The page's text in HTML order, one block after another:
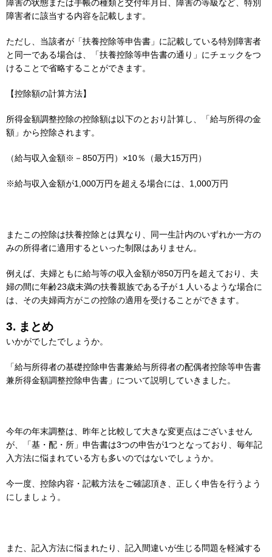
障害の状態または手帳の種類と交付年月日、障害の等級など、特別
障害者に該当する内容を記載します。
ただし、当該者が「扶養控除等申告書」に記載している特別障害者
と同一である場合は、「扶養控除等申告書の通り」にチェックをつ
けることで省略することができます。
【控除額の計算方法】
所得金額調整控除の控除額は以下のとおり計算し、「給与所得の金
額」から控除されます。
（給与収入金額※－850万円）×10％（最大15万円）
※給与収入金額が1,000万円を超える場合には、1,000万円
またこの控除は扶養控除とは異なり、同一生計内のいずれか一方の
みの所得者に適用するといった制限はありません。
例えば、夫婦ともに給与等の収入金額が850万円を超えており、夫
婦の間に年齢23歳未満の扶養親族である子が１人いるような場合に
は、その夫婦両方がこの控除の適用を受けることができます。
3. まとめ
いかがでしたでしょうか。
「給与所得者の基礎控除申告書兼給与所得者の配偶者控除等申告書
兼所得金額調整控除申告書」について説明していきました。
今年の年末調整は、昨年と比較して大きな変更点はございません
が、「基・配・所」申告書は3つの申告が1つとなっており、毎年記
入方法に悩まれている方も多いのではないでしょうか。
今一度、控除内容・記載方法をご確認頂き、正しく申告を行うよう
にしましょう。
また、記入方法に悩まれたり、記入間違いが生じる問題を軽減する